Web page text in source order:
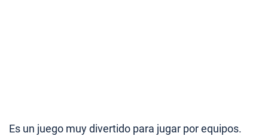
Es un juego muy divertido para jugar por equipos.